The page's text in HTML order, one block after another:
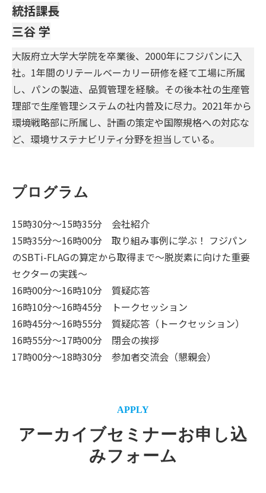
統括課長
三谷 学
大阪府立大学大学院を卒業後、2000年にフジパンに入
社。1年間のリテールベーカリー研修を経て工場に所属
し、パンの製造、品質管理を経験。その後本社の生産管
理部で生産管理システムの社内普及に尽力。2021年から
環境戦略部に所属し、計画の策定や国際規格への対応な
ど、環境サステナビリティ分野を担当している。
プログラム
15時30分～15時35分 会社紹介
15時35分～16時00分 取り組み事例に学ぶ！ フジパン
のSBTi-FLAGの算定から取得まで～脱炭素に向けた重要
セクターの実践～
16時00分～16時10分 質疑応答
16時10分～16時45分 トークセッション
16時45分～16時55分 質疑応答（トークセッション）
16時55分～17時00分 閉会の挨拶
17時00分～18時30分 参加者交流会（懇親会）
APPLY
アーカイブセミナーお申し込
みフォーム